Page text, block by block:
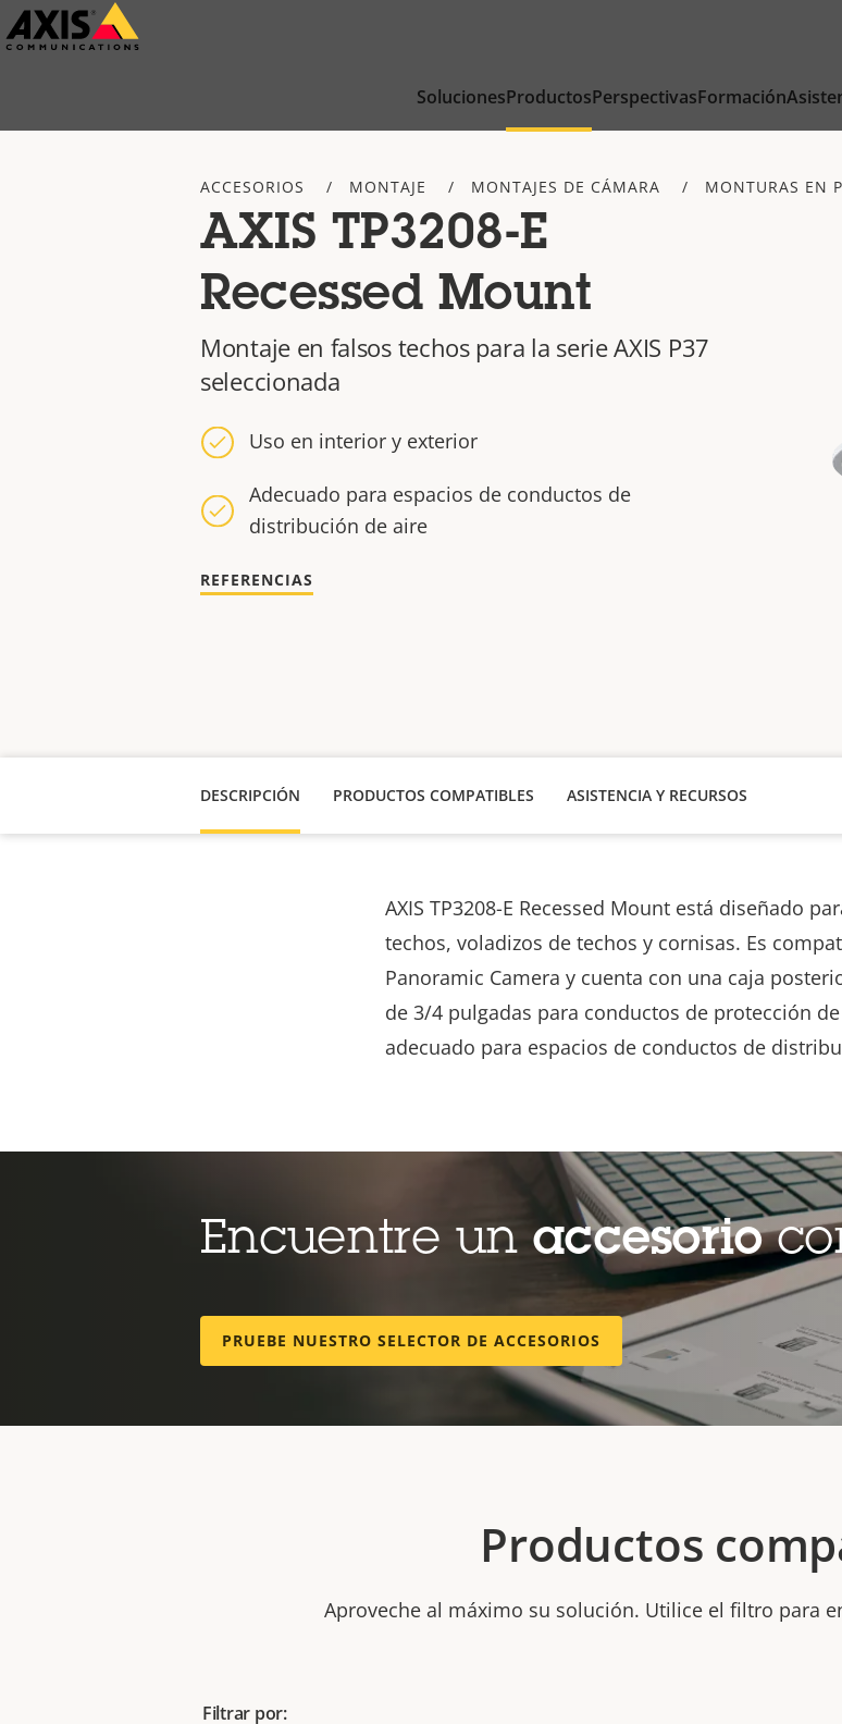
Saltar
al
SolucionesProductosPerspectivasFormación
ACCESORIOS MONTAJE MONTAJES DE CÁMARA MONTURAS EN
AXIS TP3208-E
Recessed Mount
Montaje en falsos techos para la serie AXIS P37
seleccionada
Uso en interior y exterior
Adecuado para espacios de conductos de
distribución de aire
REFERENCIAS
DESCRIPCIÓN PRODUCTOS COMPATIBLES ASISTENCIA Y RECURSOS
AXIS TP3208-E Recessed Mount está diseñado
techos, voladizos de techos y cornisas. Es
Panoramic Camera y cuenta con una caja
de 3/4 pulgadas para conductos de protección
adecuado para espacios de conductos de
Encuentre un accesorio
PRUEBE NUESTRO SELECTOR DE ACCESORIOS
Productos
Aproveche al máximo su solución. Utilice el filtro para
Filtrar por: